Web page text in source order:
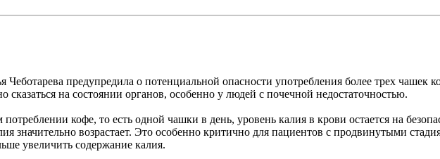
предупредила о потенциальной опасности употребления более трех чашек
на состоянии органов, особенно у людей с почечной недостаточностью.
кофе, то есть одной чашки в день, уровень калия в крови остается на
значительно возрастает. Это особенно критично для пациентов с продвинутыми
увеличить содержание калия.